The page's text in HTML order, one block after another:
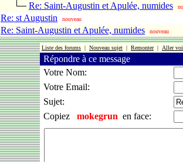
Re: Saint-Augustin et Apulée, numides
Re: st Augustin nouveau
Re: Saint-Augustin et Apulée, numides nouveau
Liste des forums | Nouveau sujet | Remonter| Aller
Répondre à ce message
Votre Nom:
Votre Email:
Sujet:
Copiez
mokegrun en face: